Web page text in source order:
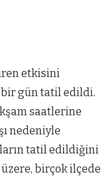
etkisini
bir gün tatil edildi.
saatlerine
nedeniyle
tatil edildiğini
üzere, birçok ilçede